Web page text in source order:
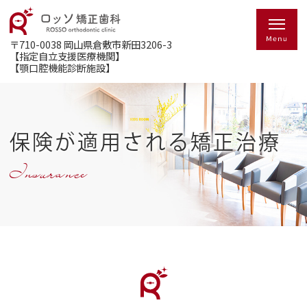
〒710-0038 岡山県倉敷市新田3206-3
【指定自立支援医療機関】
【顎口腔機能診断施設】
保険が適用される矯正治療
Insurance